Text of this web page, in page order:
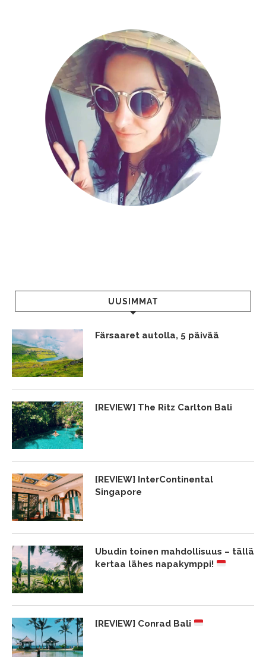
UUSIMMAT
Färsaaret autolla, 5 päivää
[REVIEW] The Ritz Carlton Bali
[REVIEW] InterContinental
Singapore
Ubudin toinen mahdollisuus – tällä
kertaa lähes napakymppi!
[REVIEW] Conrad Bali